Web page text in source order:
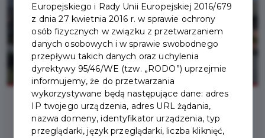
2023-05-02
Europejskiego i Rady Unii Europejskiej 2016/679
z dnia 27 kwietnia 2016 r. w sprawie ochrony
osób fizycznych w związku z przetwarzaniem
danych osobowych i w sprawie swobodnego
przepływu takich danych oraz uchylenia
dyrektywy 95/46/WE (tzw. „RODO”) uprzejmie
informujemy, że do przetwarzania
wykorzystywane będą następujące dane: adres
IP twojego urządzenia, adres URL żądania,
nazwa domeny, identyfikator urządzenia, typ
przeglądarki, język przeglądarki, liczba kliknięć,